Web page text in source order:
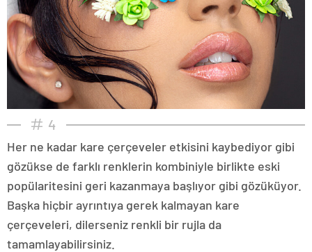
4
Her ne kadar kare çerçeveler etkisini kaybediyor gibi
gözükse de farklı renklerin kombiniyle birlikte eski
popülaritesini geri kazanmaya başlıyor gibi gözüküyor.
Başka hiçbir ayrıntıya gerek kalmayan kare
çerçeveleri, dilerseniz renkli bir rujla da
tamamlayabilirsiniz.